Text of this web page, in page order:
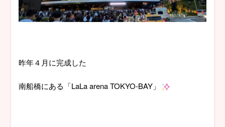
昨年４月に完成した
南船橋にある「LaLa arena TOKYO-BAY」